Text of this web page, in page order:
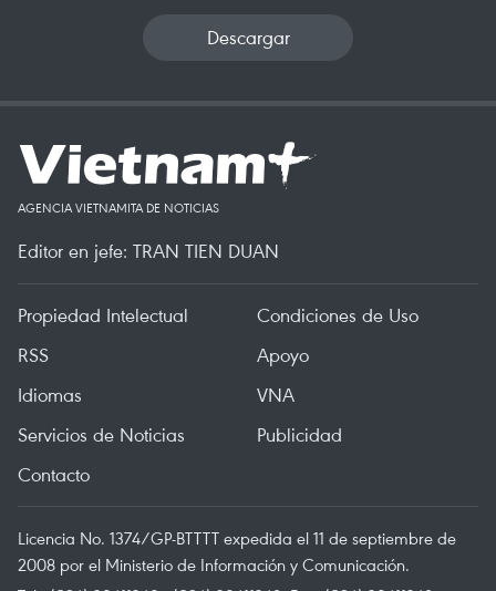
Descargar
AGENCIA VIETNAMITA DE NOTICIAS
Editor en jefe: TRAN TIEN DUAN
Propiedad Intelectual
Condiciones de Uso
RSS
Apoyo
Idiomas
VNA
Servicios de Noticias
Publicidad
Contacto
Licencia No. 1374/GP-BTTTT expedida el 11 de septiembre de
2008 por el Ministerio de Información y Comunicación.